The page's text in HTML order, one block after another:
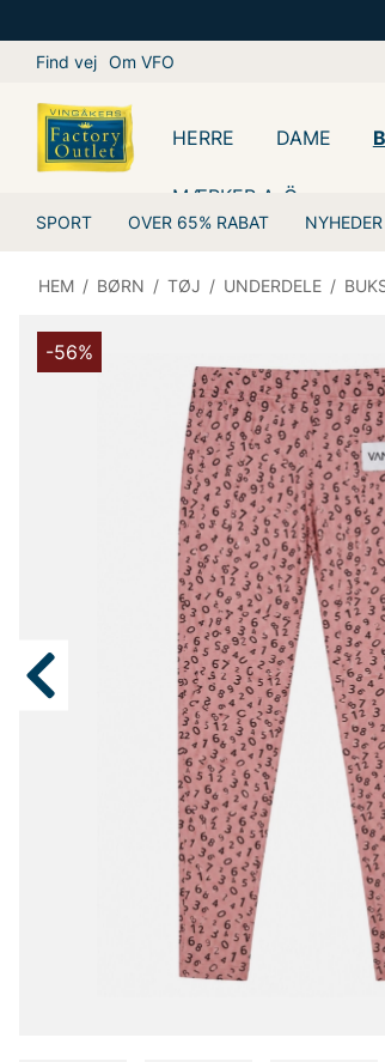
Find vej Om VFO
HERRE DAME
SPORT OVER 65% RABAT NYHEDER
MÆRKER A-Ö
HEM / BØRN / TØJ / UNDERDELE /
-56%